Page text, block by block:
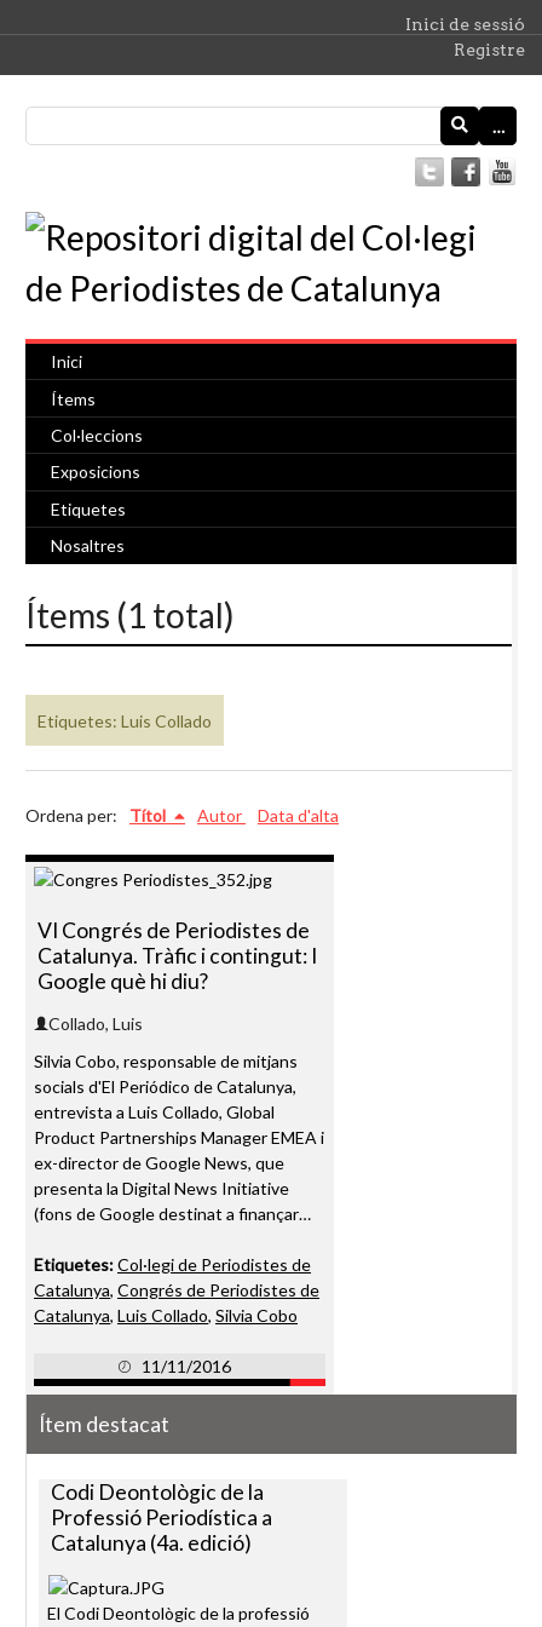
Inici de sessió
Registre
…
Inici
Ítems
Col·leccions
Exposicions
Etiquetes
Nosaltres
Ítems (1 total)
Etiquetes: Luis Collado
Ordena per: Títol Autor Data d'alta
VI Congrés de Periodistes de
Catalunya. Tràfic i contingut: I
Google què hi diu?
Collado, Luis
Silvia Cobo, responsable de mitjans
socials d'El Periódico de Catalunya,
entrevista a Luis Collado, Global
Product Partnerships Manager EMEA i
ex-director de Google News, que
presenta la Digital News Initiative
(fons de Google destinat a finançar…
Etiquetes:Col·legi de Periodistes de
Catalunya, Congrés de Periodistes de
Catalunya, Luis Collado, Silvia Cobo
11/11/2016
Ítem destacat
Codi Deontològic de la
Professió Periodística a
Catalunya (4a. edició)
El Codi Deontològic de la professió